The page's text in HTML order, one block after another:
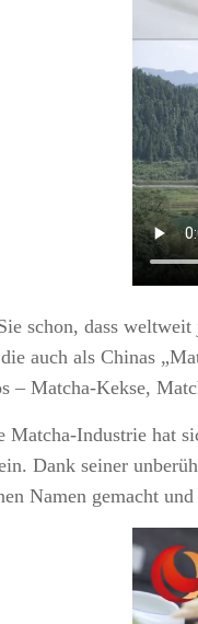
schon, dass
auch als Chinas
– Matcha-Kekse,
Matcha-Industrie hat
Dank seiner
Namen gemacht